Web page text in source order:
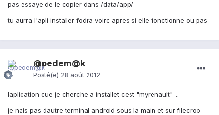
pas essaye de le copier dans /data/app/
tu aurra l'apli installer fodra voire apres si elle fonctionne ou pas
@pedem@k
Posté(e) 28 août 2012
laplication que je cherche a installet cest "myrenault" ...
je nais pas dautre terminal android sous la main et sur filecrop